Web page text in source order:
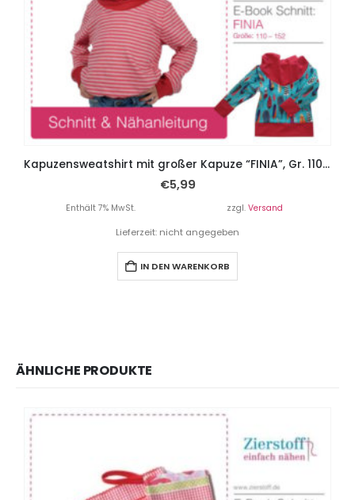
Kapuzensweatshirt mit großer Kapuze “FINIA”, Gr. 110 – 152
€5,99
Enthält 7% MwSt. zzgl. Versand
Lieferzeit: nicht angegeben
IN DEN WARENKORB
ÄHNLICHE PRODUKTE